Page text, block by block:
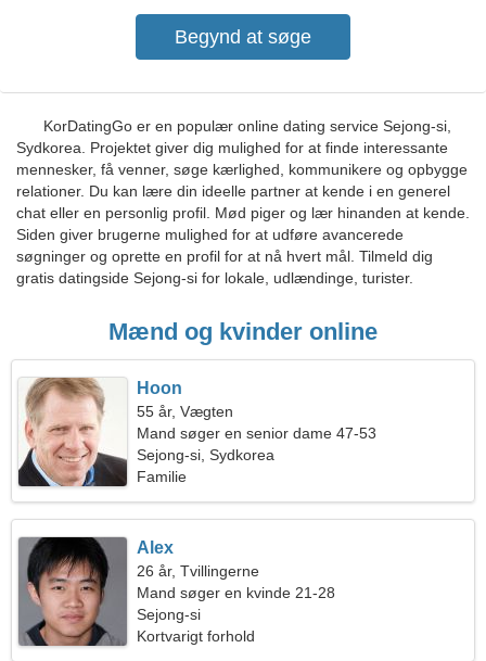
KorDatingGo er en populær online dating service Sejong-si,
Sydkorea. Projektet giver dig mulighed for at finde interessante
mennesker, få venner, søge kærlighed, kommunikere og opbygge
relationer. Du kan lære din ideelle partner at kende i en generel
chat eller en personlig profil. Mød piger og lær hinanden at kende.
Siden giver brugerne mulighed for at udføre avancerede
søgninger og oprette en profil for at nå hvert mål. Tilmeld dig
gratis datingside Sejong-si for lokale, udlændinge, turister.
Mænd og kvinder online
Hoon
55 år, Vægten
Mand søger en senior dame 47-53
Sejong-si, Sydkorea
Familie
Alex
26 år, Tvillingerne
Mand søger en kvinde 21-28
Sejong-si
Kortvarigt forhold